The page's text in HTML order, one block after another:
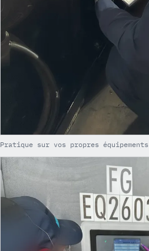
Pratique sur vos propres équipements